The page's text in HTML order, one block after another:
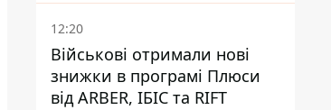
12:20
Військові отримали нові
знижки в програмі Плюси
від ARBER, ІБІС та RIFT